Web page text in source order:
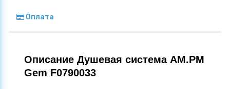
Оплата
Описание Душевая система AM.PM
Gem F0790033